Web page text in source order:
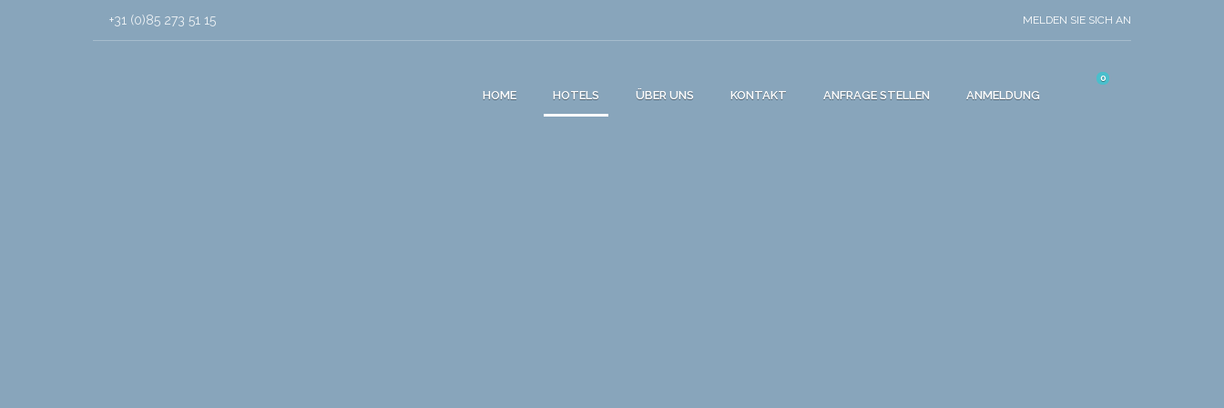
+31 (0)85 273 51 15 MELDEN SIE SICH AN
HOME HOTELS ÜBER UNS KONTAKT ANFRAGE STELLEN ANMELDUNG
0